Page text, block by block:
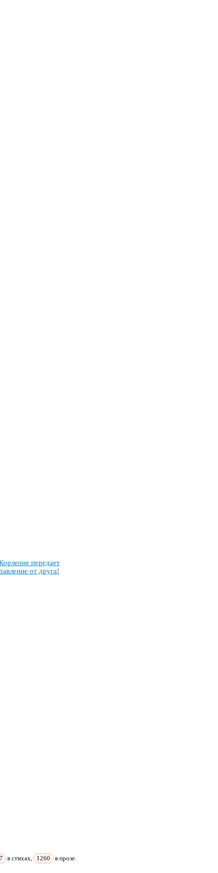
пе­ре­да­ет
от дру­га!
в стихах, 1260 в прозе.